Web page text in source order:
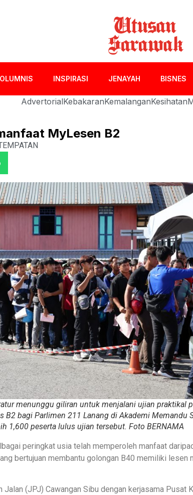
INSPIRASI JENAYAH BISNES
AdvertorialKebakaranKemalanganKesihatan
MyLesen B2
menunggu giliran untuk menjalani ujian praktikal
B2 bagi Parlimen 211 Lanang di Akademi Memandu
1,600 peserta lulus ujian tersebut. Foto BERNAMA
peringkat usia telah memperoleh manfaat
bertujuan membantu golongan B40 memiliki lesen
Jalan (JPJ) Cawangan Sibu dengan kerjasama Pusat